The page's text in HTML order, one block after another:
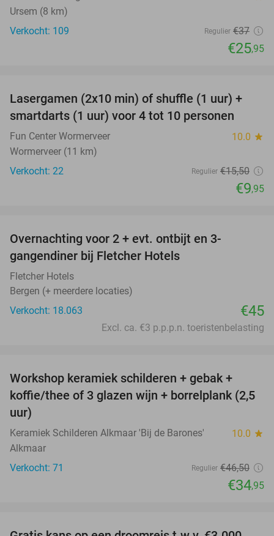
Ursem (8 km)
Verkocht: 109
Regulier €37
€25,95
36%
NEW
TODAY
Lasergamen (2x10 min) of shuffle (1 uur) +
smartdarts (1 uur) voor 4 tot 10 personen
Fun Center Wormerveer 10.0 star
Wormerveer (11 km)
Verkocht: 22
Regulier €15,50
€9,95
Overnachting voor 2 + evt. ontbijt en 3-
gangendiner bij Fletcher Hotels
Fletcher Hotels
Bergen (+ meerdere locaties)
Verkocht: 18.063
€45
Excl. ca. €3 p.p.p.n. toeristenbelasting
Workshop keramiek schilderen + gebak +
koffie/thee of 3 glazen wijn + borrelplank (2,5
uur)
Keramiek Schilderen Alkmaar 'Bij de Barones' 10.0 star
Alkmaar
Verkocht: 71
Regulier €46,50
€34,95